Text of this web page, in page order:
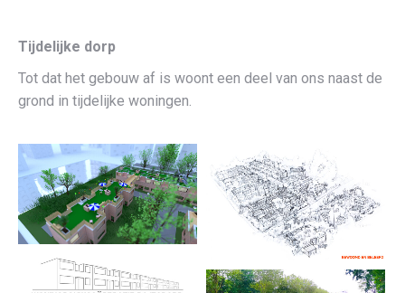
Tijdelijke dorp
Tot dat het gebouw af is woont een deel van ons naast de
grond in tijdelijke woningen.